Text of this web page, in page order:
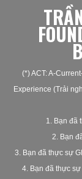
(*) ACT: A-
Experience (Trải
1. Bạn đã
2. Bạn
3. Bạn đã thực sự
4. Bạn đã thực sự